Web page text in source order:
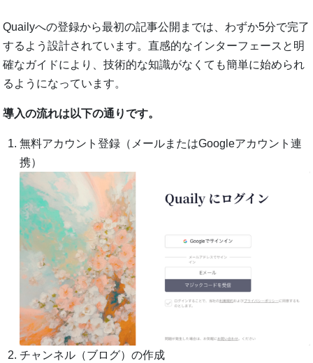
Quailyへの登録から最初の記事公開までは、わずか5分で完了
するよう設計されています。直感的なインターフェースと明
確なガイドにより、技術的な知識がなくても簡単に始められ
るようになっています。
導入の流れは以下の通りです。
無料アカウント登録（メールまたはGoogleアカウント連
携）
チャンネル（ブログ）の作成